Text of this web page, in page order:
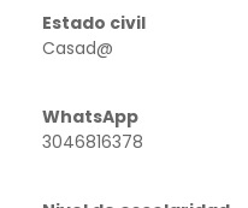
Estado civil
Casad@
WhatsApp
3046816378